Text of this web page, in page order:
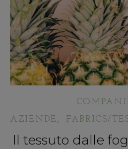
AZIENDE , FABRICS/
Il tessuto dalle